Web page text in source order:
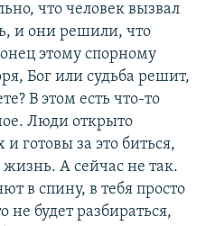
что человек вызвал
и они решили, что
этому спорному
Бог или судьба решит,
В этом есть что-то
Люди открыто
и готовы за это биться,
жизнь. А сейчас не так.
в спину, в тебя просто
не будет разбираться,